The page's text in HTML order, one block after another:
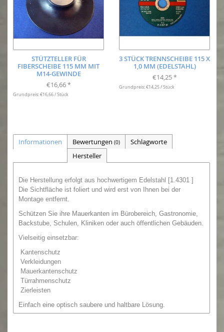
STÜTZTELLER FÜR
FIBERSCHEIBE 115 MM MIT
M14-GEWINDE
€16,66 *
Grundpreis: €16,66 / Stück
3 STÜCK TRENNSCHEIBE 115 X
1,0 MM (EDELSTAHL)
€14,25 *
Grundpreis: €14,25 / Stück
Informationen Bewertungen (0)
Schlagworte
Hersteller
Die Herstellung erfolgt aus hochwertigem Edelstahl [1.4301 ]
Die Sichtfläche ist foliert und wird erst von Ihnen bei der
Montage entfernt.
Schützen Sie ihre Mauerkanten im Bürobereich, Gastronomie,
Backstube, Schulen, Kliniken oder auch öffentlichen Gebäuden.
Vielseitig einsetzbar:
Kantenschutz
Verkleidungen
Mauerkantenschutz
Türrahmenschutz
Zierleisten
Einfach eine optisch saubere und haltbare Lösung.